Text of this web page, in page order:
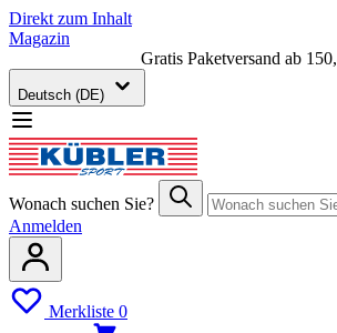
Direkt zum Inhalt
Magazin
Gratis Paketversand ab
Deutsch (DE)
Wonach suchen Sie?
Anmelden
Merkliste 0